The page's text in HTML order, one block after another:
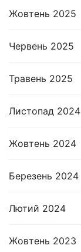
Жовтень 2025
Червень 2025
Травень 2025
Листопад 2024
Жовтень 2024
Березень 2024
Лютий 2024
Жовтень 2023